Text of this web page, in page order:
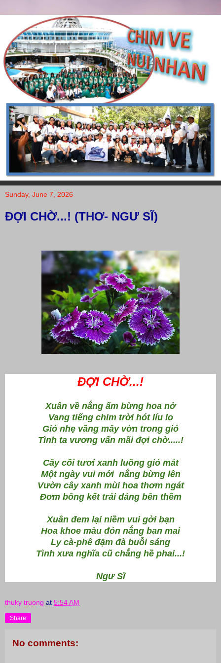
Sunday, June 7, 2026
ĐỢI CHỜ...! (THƠ- NGƯ SĨ)
ĐỢI CHỜ...!
Xuân về nắng ấm bừng hoa nở
Vang tiếng chim trời hót líu lo
Gió nhẹ vầng mây vờn trong gió
Tình ta vương vấn mãi đợi chờ.....!
Cây cối tươi xanh luồng gió mát
Một ngày vui mới nắng bừng lên
Vườn cây xanh mùi hoa thơm ngát
Đơm bông kết trái dáng bên thềm
Xuân đem lại niềm vui gởi bạn
Hoa khoe màu đón nắng ban mai
Ly cà-phê đậm đà buỗi sáng
Tình xưa nghĩa cũ chẳng hề phai...!
Ngư Sĩ
thuky truong at 5:54 AM
Share
No comments: